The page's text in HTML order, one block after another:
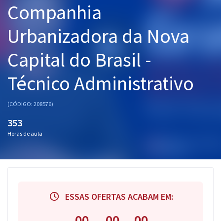
Pós
Graduação
OAB
Mentorias
Questões grátis
Conteúdo gratuito
Aprovados
Companhia
Urbanizadora da Nova
Capital do Brasil -
Técnico Administrativo
(CÓDIGO: 208576)
353
Horas de aula
ESSAS OFERTAS ACABAM EM: